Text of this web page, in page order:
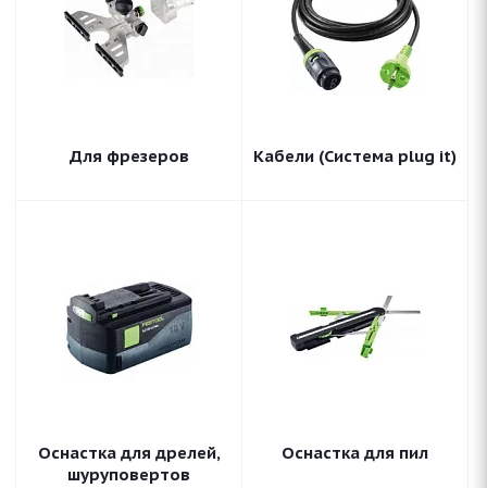
Для фрезеров Кабели (Система plug it)
Оснастка для дрелей,
шуруповертов
Оснастка для пил